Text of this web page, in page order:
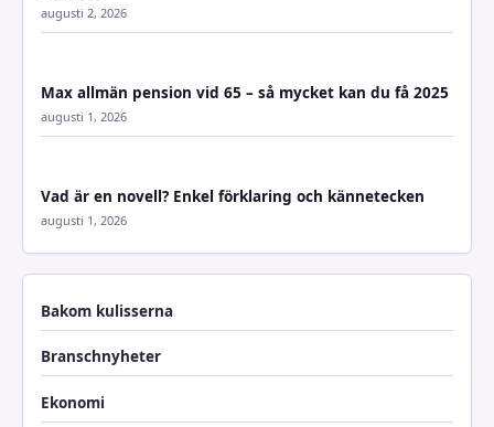
augusti 2, 2026
Max allmän pension vid 65 – så mycket kan du få 2025
augusti 1, 2026
Vad är en novell? Enkel förklaring och kännetecken
augusti 1, 2026
Bakom kulisserna
Branschnyheter
Ekonomi